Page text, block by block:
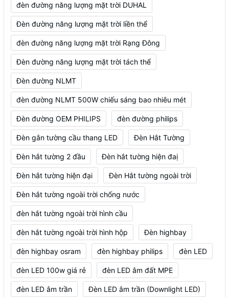
đèn đường năng lượng mặt trời DUHAL
Đèn đường năng lượng mặt trời liền thể
đèn đường năng lượng mặt trời Rạng Đông
Đèn đường năng lượng mặt trời tách thể
Đèn đường NLMT
đèn đường NLMT 500W chiếu sáng bao nhiêu mét
Đèn đường OEM PHILIPS đèn đường philips
Đèn gắn tường cầu thang LED Đèn Hắt Tường
Đèn hắt tường 2 đầu Đèn hắt tường hiện đaị
Đèn hắt tường hiện đại Đèn Hắt tường ngoài trời
Đèn hắt tường ngoài trời chống nước
đèn hắt tường ngoài trời hình cầu
đèn hắt tường ngoài trời hình hộp Đèn highbay
đèn highbay osram đèn highbay philips đèn LED
đèn LED 100w giá rẻ đèn LED âm đất MPE
đèn LED âm trần Đèn LED âm trần (Downlight LED)